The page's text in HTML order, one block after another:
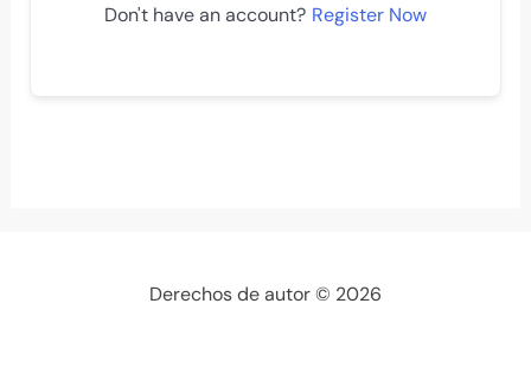
Don't have an account? Register Now
Derechos de autor © 2026